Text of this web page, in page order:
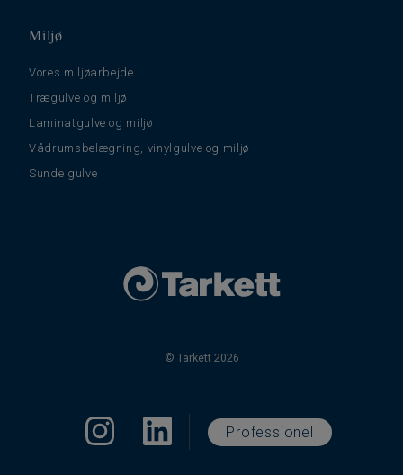
Miljø
Vores miljøarbejde
Trægulve og miljø
Laminatgulve og miljø
Vådrumsbelægning, vinylgulve og miljø
Sunde gulve
© Tarkett 2026
Professionel